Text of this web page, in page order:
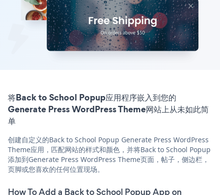
将Back to School Popup应用程序嵌入到您的
Generate Press WordPress Theme网站上从未如此简
单
创建自定义的Back to School Popup Generate Press WordPress
Theme应用，匹配网站的样式和颜色，并将Back to School Popup
添加到Generate Press WordPress Theme页面，帖子，侧边栏，
页脚或您喜欢的任何位置现场。
How To Add a Back to School Popup App on